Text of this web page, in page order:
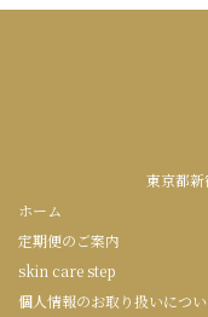
東京都
ホーム
定期便のご案内
skin care step
個人情報のお取り扱いにつ